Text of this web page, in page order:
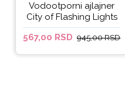
Vodootporni ajlajner
City of Flashing Lights
Micro Retractable Liner
- It's Lit
567,00 RSD 945,00 RSD